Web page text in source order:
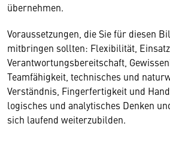
übernehmen.
Voraussetzungen, die Sie für diesen
mitbringen sollten: Flexibilität,
Verantwortungsbereitschaft,
Teamfähigkeit, technisches und
Verständnis, Fingerfertigkeit und
logisches und analytisches Denken
sich laufend weiterzubilden.